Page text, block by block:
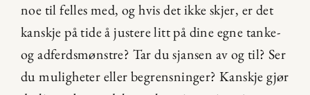
noe til felles med, og hvis det ikke skjer, er det
kanskje på tide å justere litt på dine egne tanke-
og adferdsmønstre? Tar du sjansen av og til? Ser
du muligheter eller begrensninger? Kanskje gjør